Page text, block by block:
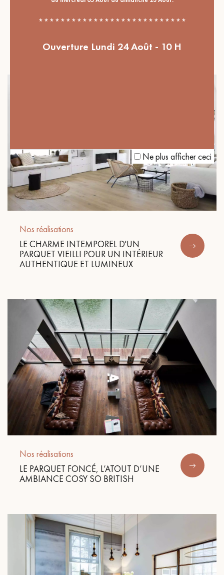
Nos réalisations
LE PARQUET À BÂTONS ROMPUS
Nos réalisations
LE CHARME INTEMPOREL D'UN
PARQUET VIEILLI POUR UN INTÉRIEUR
AUTHENTIQUE ET LUMINEUX
Nos réalisations
LE PARQUET FONCÉ, L’ATOUT D’UNE
AMBIANCE COSY SO BRITISH
***************************
Ouverture Lundi 24 Août - 10 H
Ne plus afficher ceci